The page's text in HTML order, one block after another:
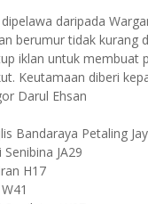
daripada
berumur tidak kurang
iklan untuk membuat
Keutamaan diberi
Darul Ehsan
Bandaraya Petaling
JA29
H17